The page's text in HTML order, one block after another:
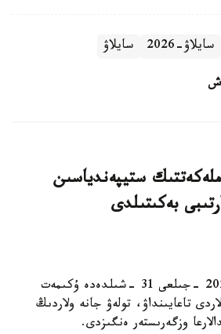
سايلاۋ-2026 سايلاۋ
ستيپەندياسىن
بەكىتىلدى
استانا. قازاقپارات - 2026 -جىلعى 31 -شىلدەدە ۇكىمەت
تاعايىنداۋ، تولەۋ جانە ولاردىڭ
وزگەرىستەر ەنگىزدى.